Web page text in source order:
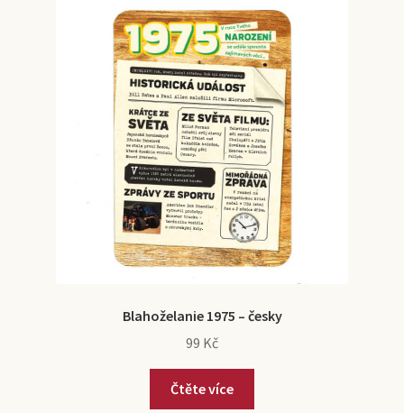
Blahoželanie 1975 – česky
99 Kč
Čtěte více